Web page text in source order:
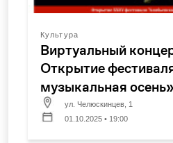
Культура
Виртуальный
Открытие
музыкальная осень»
ул. Челюскинцев, 1
01.10.2025 • 19:00